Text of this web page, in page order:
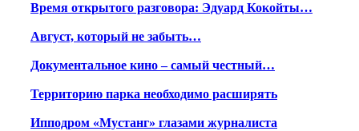
Время открытого разговора: Эдуард Кокойты…
Август, который не забыть…
Документальное кино – самый честный…
Территорию парка необходимо расширять
Ипподром «Мустанг» глазами журналиста